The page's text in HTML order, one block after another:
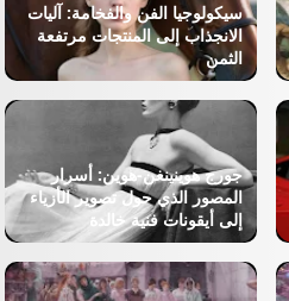
سيكولوجيا الفن والفخامة: آليات
الانجذاب إلى المنتجات مرتفعة
الثمن
جورج هوينينغن-هوين: أسرار
المصور الذي حول تصوير الأزياء
إلى أيقونات فنية خالدة